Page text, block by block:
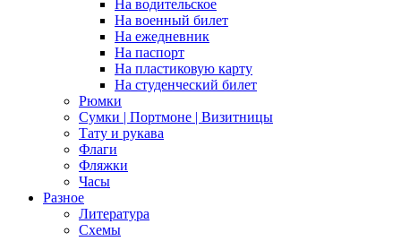
На водительское
На военный билет
На ежедневник
На паспорт
На пластиковую карту
На студенческий билет
Рюмки
Сумки | Портмоне | Визитницы
Тату и рукава
Флаги
Фляжки
Часы
Разное
Литература
Схемы